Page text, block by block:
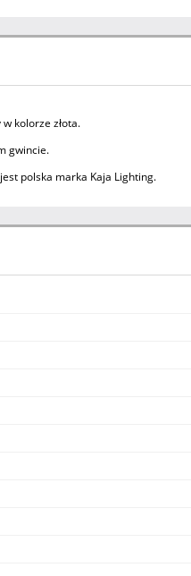
kolorze złota.
gwincie.
polska marka Kaja Lighting.